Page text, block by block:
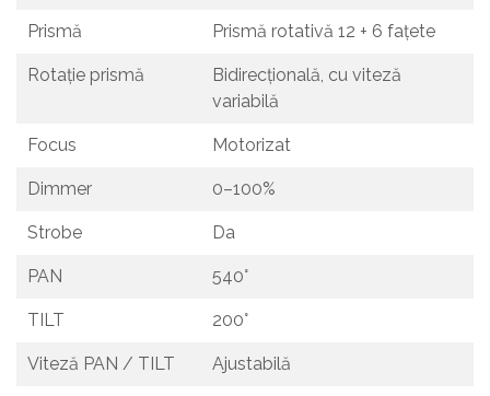
Prismă Prismă rotativă 12 + 6 fațete
Rotație prismă
Bidirecțională, cu viteză
variabilă
Focus Motorizat
Dimmer 0–100%
Strobe Da
PAN 540°
TILT 200°
Viteză PAN / TILT Ajustabilă